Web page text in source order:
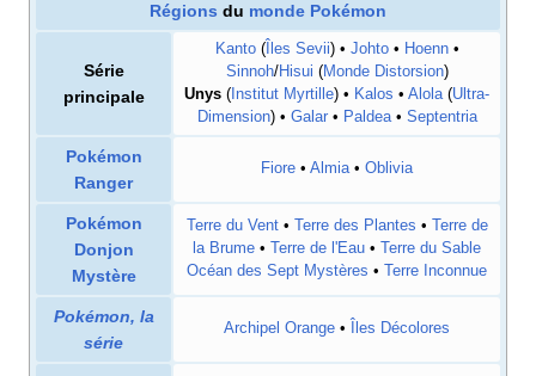
Régions du monde Pokémon
Série
principale
Kanto(Îles Sevii) • Johto• Hoenn•
Sinnoh/Hisui (Monde Distorsion)
Unys ( Institut Myrtille) • Kalos • Alola(Ultra-
Dimension) • Galar• Paldea• Septentria
Pokémon
Ranger
Fiore • Almia• Oblivia
Pokémon
Donjon
Mystère
Terre du Vent• Terre des Plantes •
Terre de
la Brume • Terre de l'Eau •
Terre du Sable
Océan des Sept Mystères • Terre Inconnue
Pokémon, la
série
Archipel Orange • Îles Décolores